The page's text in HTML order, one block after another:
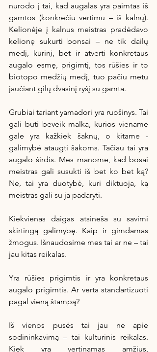
nurodo į tai, kad augalas yra paimtas iš
gamtos (konkrečiu vertimu – iš kalnų).
Kelionėje į kalnus meistras pradėdavo
kelionę sukurti bonsai – ne tik dailų
medį, kūrinį, bet ir atverti konkretaus
augalo esmę, prigimtį, tos rūšies ir to
biotopo medžių medį, tuo pačiu metu
jaučiant gilų dvasinį ryšį su gamta.
Grubiai tariant yamadori yra ruošinys. Tai
gali būti beveik malka, kurios viename
gale yra kažkiek šaknų, o kitame -
galimybė ataugti šakoms. Tačiau tai yra
augalo širdis. Mes manome, kad bosai
meistras gali susukti iš bet ko bet ką?
Ne, tai yra duotybė, kuri diktuoja, ką
meistras gali su ja padaryti.
Kiekvienas daigas atsineša su savimi
skirtingą galimybę. Kaip ir gimdamas
žmogus. Išnaudosime mes tai ar ne – tai
jau kitas reikalas.
Yra rūšies prigimtis ir yra konkretaus
augalo prigimtis. Ar verta standartizuoti
pagal vieną štampą?
Iš vienos pusės tai jau ne apie
sodininkavimą – tai kultūrinis reikalas.
Kiek yra vertinamas amžius,